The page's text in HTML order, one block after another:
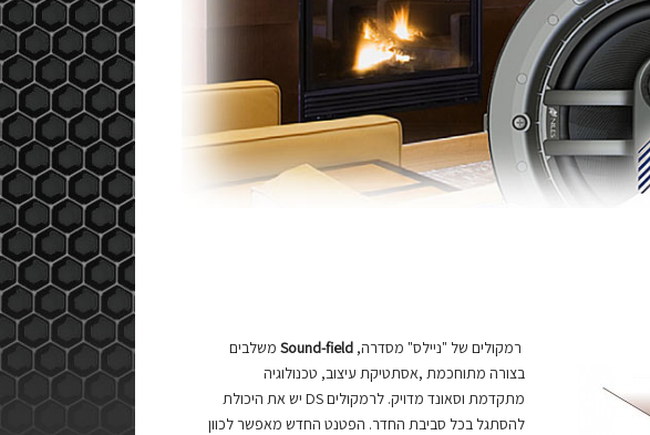
רמקולים של "ניילס" מסדרה, Sound-field משלבים
בצורה מתוחכמת ,אסתטיקת עיצוב, טכנולוגיה
מתקדמת וסאונד מדויק. לרמקולים DS יש את היכולת
להסתגל בכל סביבת החדר. הפטנט החדש מאפשר לכוון